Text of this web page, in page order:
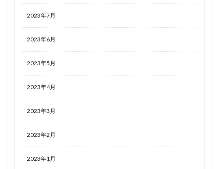
2023年7月
2023年6月
2023年5月
2023年4月
2023年3月
2023年2月
2023年1月